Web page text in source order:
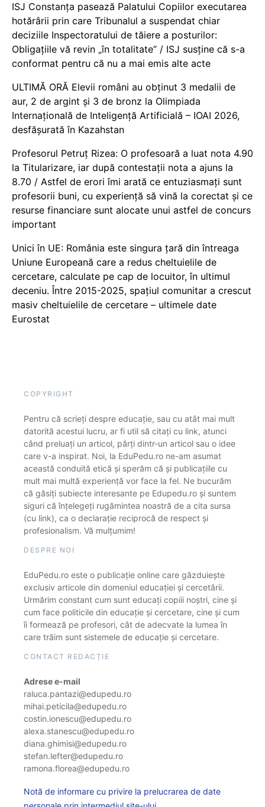
ISJ Constanța pasează Palatului Copiilor executarea
hotărârii prin care Tribunalul a suspendat chiar
deciziile Inspectoratului de tăiere a posturilor:
Obligațiile vă revin „în totalitate” / ISJ susține că s-a
conformat pentru că nu a mai emis alte acte
ULTIMĂ ORĂ Elevii români au obținut 3 medalii de
aur, 2 de argint și 3 de bronz la Olimpiada
Internațională de Inteligență Artificială – IOAI 2026,
desfășurată în Kazahstan
Profesorul Petruț Rizea: O profesoară a luat nota 4.90
la Titularizare, iar după contestații nota a ajuns la
8.70 / Astfel de erori îmi arată ce entuziasmați sunt
profesorii buni, cu experiență să vină la corectat și ce
resurse financiare sunt alocate unui astfel de concurs
important
Unici în UE: România este singura țară din întreaga
Uniune Europeană care a redus cheltuielile de
cercetare, calculate pe cap de locuitor, în ultimul
deceniu. Între 2015-2025, spațiul comunitar a crescut
masiv cheltuielile de cercetare – ultimele date
Eurostat
COPYRIGHT
Pentru că scrieți despre educație, sau cu atât mai mult
datorită acestui lucru, ar fi util să citați cu link, atunci
când preluați un articol, părți dintr-un articol sau o idee
care v-a inspirat. Noi, la EduPedu.ro ne-am asumat
această conduită etică și sperăm că și publicațiile cu
mult mai multă experiență vor face la fel. Ne bucurăm
că găsiți subiecte interesante pe Edupedu.ro și suntem
siguri că înțelegeți rugămintea noastră de a cita sursa
(cu link), ca o declarație reciprocă de respect și
profesionalism. Vă mulțumim!
DESPRE NOI
EduPedu.ro este o publicație online care găzduiește
exclusiv articole din domeniul educației și cercetării.
Urmărim constant cum sunt educați copiii noștri, cine și
cum face politicile din educație și cercetare, cine și cum
îi formează pe profesori, cât de adecvate la lumea în
care trăim sunt sistemele de educație și cercetare.
CONTACT REDACȚIE
Adrese e-mail
raluca.pantazi@edupedu.ro
mihai.peticila@edupedu.ro
costin.ionescu@edupedu.ro
alexa.stanescu@edupedu.ro
diana.ghimisi@edupedu.ro
stefan.lefter@edupedu.ro
ramona.florea@edupedu.ro
Notă de informare cu privire la prelucrarea de date